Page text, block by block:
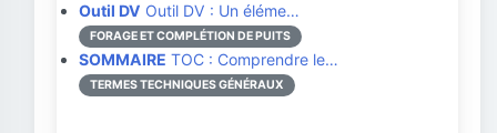
Outil DV Outil DV : Un éléme…
FORAGE ET COMPLÉTION DE PUITS
SOMMAIRE TOC : Comprendre le…
TERMES TECHNIQUES GÉNÉRAUX